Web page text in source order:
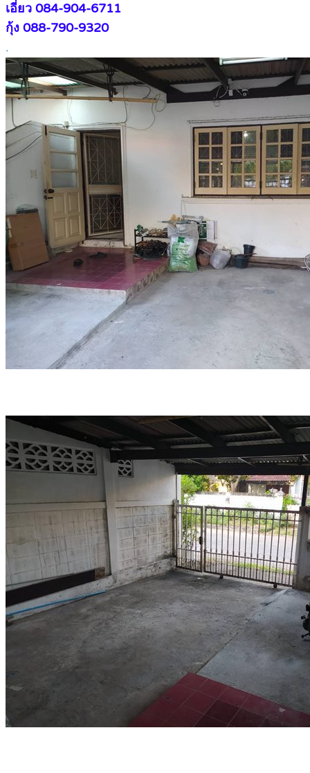
เอี่ยว 084-904-6711
กุ้ง 088-790-9320
.